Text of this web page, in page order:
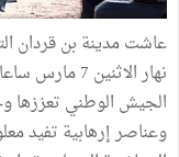
عاشت مدينة بن قردان
نهار
الجيش الوطني تعززها
وعناصر إرهابية تفيد